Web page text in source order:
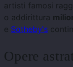
artisti famosi
o addirittura
e Sotheby's
Opere